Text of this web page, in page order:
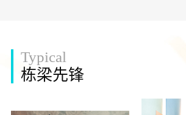
Typical
栋梁先锋